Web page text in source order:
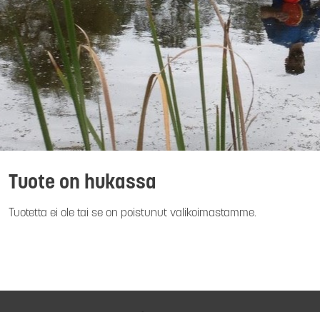
Tuote on hukassa
Tuotetta ei ole tai se on poistunut valikoimastamme.